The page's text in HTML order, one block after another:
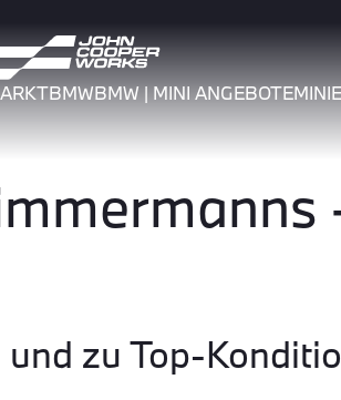
BMWBMW | MINI ANGEBOTEMINI
zu Top-